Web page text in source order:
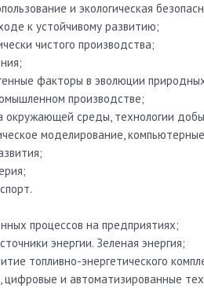
и экологическая
к устойчивому развитию;
чистого производства;
факторы в эволюции
производстве;
среды, технологии
моделирование,
процессов на предприятиях;
энергии. Зеленая энергия;
топливно-энергетического
и автоматизированные